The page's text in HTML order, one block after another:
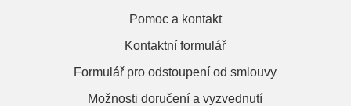
Pomoc a kontakt
Kontaktní formulář
Formulář pro odstoupení od smlouvy
Možnosti doručení a vyzvednutí